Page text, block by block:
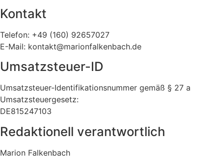
Kontakt
Telefon: +49 (160) 92657027
E-Mail: kontakt@marionfalkenbach.de
Umsatzsteuer-ID
Umsatzsteuer-Identifikationsnummer gemäß § 27 a
Umsatzsteuergesetz:
DE815247103
Redaktionell verantwortlich
Marion Falkenbach